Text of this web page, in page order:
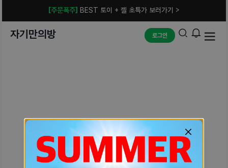
[주문폭주] BEST 토이 + 젤 초특가 보러가기 >
자기만의방 로그인
예상치 못한 에러입니다.